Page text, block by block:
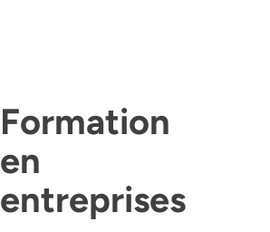
Formation
en
entreprises